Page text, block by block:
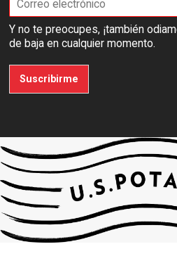
Y no te preocupes, ¡también
de baja en cualquier momento.
Suscribirme